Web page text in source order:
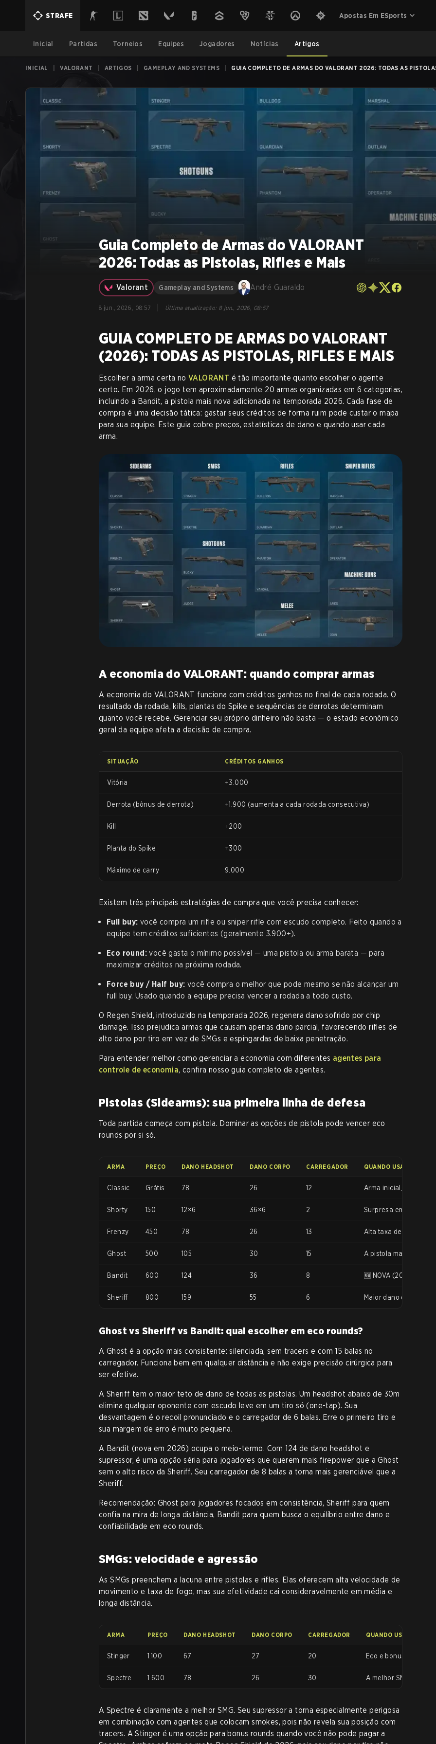
STRAFE Apostas Em ESports
Inicial Partidas Torneios Equipes Jogadores Notícias Artigos
INICIAL VALORANT ARTIGOS GAMEPLAY AND SYSTEMS GUIA COMPLETO DE ARMAS DO VALORANT 2026: TODAS AS
Guia Completo de Armas do VALORANT
2026: Todas as Pistolas, Rifles e Mais
Valorant Gameplay and Systems André Guaraldo
8 jun., 2026, 08:57 Última atualização: 8 jun., 2026, 08:57
GUIA COMPLETO DE ARMAS DO VALORANT
(2026): TODAS AS PISTOLAS, RIFLES E MAIS
Escolher a arma certa no VALORANT é tão importante quanto escolher o agente
certo. Em 2026, o jogo tem aproximadamente 20 armas organizadas em 6 categorias,
incluindo a Bandit, a pistola mais nova adicionada na temporada 2026. Cada fase de
compra é uma decisão tática: gastar seus créditos de forma ruim pode custar o mapa
para sua equipe. Este guia cobre preços, estatísticas de dano e quando usar cada
arma.
A economia do VALORANT: quando comprar armas
A economia do VALORANT funciona com créditos ganhos no final de cada rodada. O
resultado da rodada, kills, plantas do Spike e sequências de derrotas determinam
quanto você recebe. Gerenciar seu próprio dinheiro não basta — o estado econômico
geral da equipe afeta a decisão de compra.
SITUAÇÃO CRÉDITOS GANHOS
Vitória +3.000
Derrota (bônus de derrota) +1.900 (aumenta a cada rodada consecutiva)
Kill +200
Planta do Spike +300
Máximo de carry 9.000
Existem três principais estratégias de compra que você precisa conhecer:
Full buy: você compra um rifle ou sniper rifle com escudo completo. Feito quando a
equipe tem créditos suficientes (geralmente 3.900+).
Eco round: você gasta o mínimo possível — uma pistola ou arma barata — para
maximizar créditos na próxima rodada.
Force buy / Half buy: você compra o melhor que pode mesmo se não alcançar um
full buy. Usado quando a equipe precisa vencer a rodada a todo custo.
O Regen Shield, introduzido na temporada 2026, regenera dano sofrido por chip
damage. Isso prejudica armas que causam apenas dano parcial, favorecendo rifles de
alto dano por tiro em vez de SMGs e espingardas de baixa penetração.
Para entender melhor como gerenciar a economia com diferentes agentes para
controle de economia, confira nosso guia completo de agentes.
Pistolas (Sidearms): sua primeira linha de defesa
Toda partida começa com pistola. Dominar as opções de pistola pode vencer eco
rounds por si só.
ARMA PREÇO DANO HEADSHOT DANO CORPO CARREGADOR QUANDO USAR
Classic Grátis 78 26 12 Arma inicial, sempre
Shorty 150 12×6 36×6 2 Surpresa em CQC
Frenzy 450 78 26 13 Alta taxa de fogo para
Ghost 500 105 30 15 A pistola mais
Bandit 600 124 36 8 🆕 NOVA (2026)
Sheriff 800 159 55 6 Maior dano de todas
Ghost vs Sheriff vs Bandit: qual escolher em eco rounds?
A Ghost é a opção mais consistente: silenciada, sem tracers e com 15 balas no
carregador. Funciona bem em qualquer distância e não exige precisão cirúrgica para
ser efetiva.
A Sheriff tem o maior teto de dano de todas as pistolas. Um headshot abaixo de 30m
elimina qualquer oponente com escudo leve em um tiro só (one-tap). Sua
desvantagem é o recoil pronunciado e o carregador de 6 balas. Erre o primeiro tiro e
sua margem de erro é muito pequena.
A Bandit (nova em 2026) ocupa o meio-termo. Com 124 de dano headshot e
supressor, é uma opção séria para jogadores que querem mais firepower que a Ghost
sem o alto risco da Sheriff. Seu carregador de 8 balas a torna mais gerenciável que a
Sheriff.
Recomendação: Ghost para jogadores focados em consistência, Sheriff para quem
confia na mira de longa distância, Bandit para quem busca o equilíbrio entre dano e
confiabilidade em eco rounds.
SMGs: velocidade e agressão
As SMGs preenchem a lacuna entre pistolas e rifles. Elas oferecem alta velocidade de
movimento e taxa de fogo, mas sua efetividade cai consideravelmente em média e
longa distância.
ARMA PREÇO DANO HEADSHOT DANO CORPO CARREGADOR QUANDO USAR
Stinger 1.100 67 27 20 Eco e bonus rounds.
Spectre 1.600 78 26 30 A melhor SMG do
A Spectre é claramente a melhor SMG. Seu supressor a torna especialmente perigosa
em combinação com agentes que colocam smokes, pois não revela sua posição com
tracers. A Stinger é uma opção para bonus rounds quando você não pode pagar a